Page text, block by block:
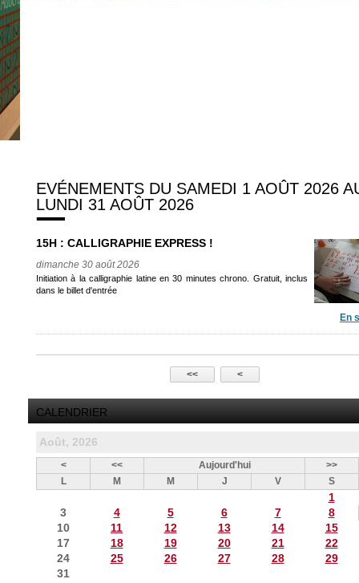
EVÉNEMENTS DU SAMEDI 1 AOÛT 2026
LUNDI 31 AOÛT 2026
15H : CALLIGRAPHIE EXPRESS !
dimanche 30 août 2026
Initiation à la calligraphie latine en 30 minutes chrono. Gratuit, inclus
dans le billet d'entrée
En
<< <
CALENDRIER
Août, 2026
< << Aujourd'hui
>>
L
M M J V S
1
3
4 5 6 7
8
10
11 12 13 14
15
17
18 19 20 21
22
24
25 26 27 28
29
31